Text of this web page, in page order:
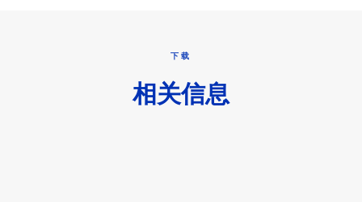
下载
相关信息